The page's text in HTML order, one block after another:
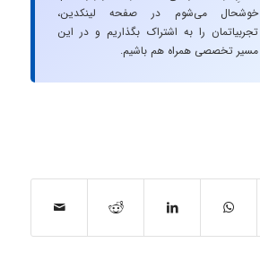
خوشحال می‌شوم در صفحه لینکدین،
تجربیاتمان را به اشتراک بگذاریم و در این
مسیر تخصصی همراه هم باشیم.